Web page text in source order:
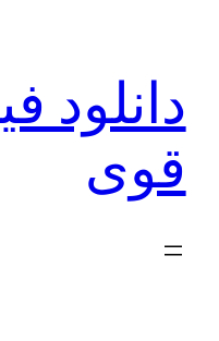
دانلود
قوی